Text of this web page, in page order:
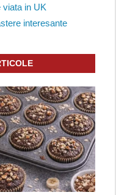
viata in UK
interesante